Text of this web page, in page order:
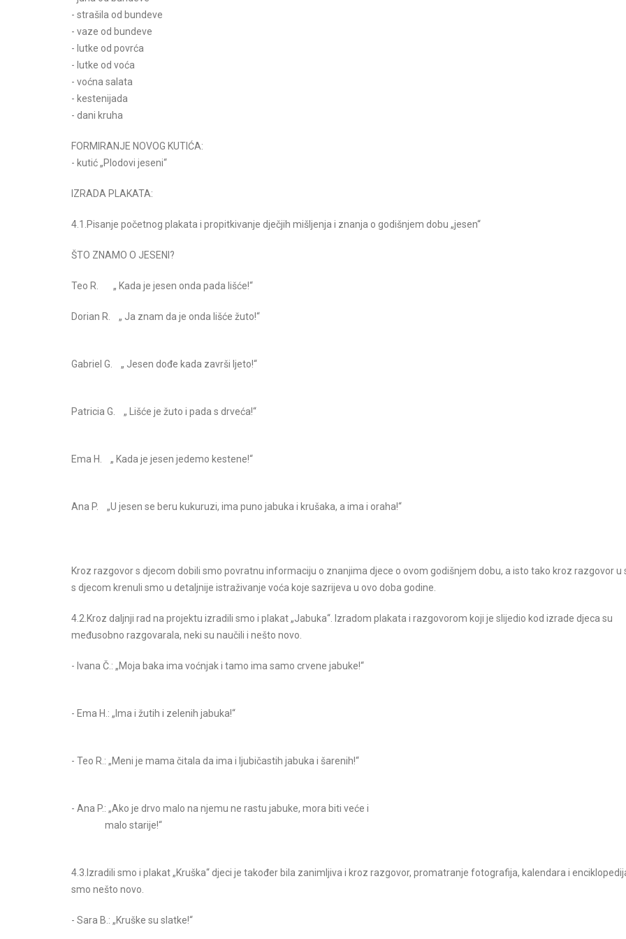
- strašila od bundeve
- vaze od bundeve
- lutke od povrća
- lutke od voća
- voćna salata
- kestenijada
- dani kruha
FORMIRANJE NOVOG KUTIĆA:
- kutić „Plodovi jeseni“
IZRADA PLAKATA:
4.1.Pisanje početnog plakata i propitkivanje dječjih mišljenja i znanja o godišnjem dobu „jesen“
ŠTO ZNAMO O JESENI?
Teo R. „ Kada je jesen onda pada lišće!“
Dorian R. „ Ja znam da je onda lišće žuto!“
Gabriel G. „ Jesen dođe kada završi ljeto!“
Patricia G. „ Lišće je žuto i pada s drveća!“
Ema H. „ Kada je jesen jedemo kestene!“
Ana P. „U jesen se beru kukuruzi, ima puno jabuka i krušaka, a ima i oraha!“
Kroz razgovor s djecom dobili smo povratnu informaciju o znanjima djece o ovom godišnjem dobu, a isto tako kroz razgovor u
s djecom krenuli smo u detaljnije istraživanje voća koje sazrijeva u ovo doba godine.
4.2.Kroz daljnji rad na projektu izradili smo i plakat „Jabuka“. Izradom plakata i razgovorom koji je slijedio kod izrade djeca su
međusobno razgovarala, neki su naučili i nešto novo.
- Ivana Č.: „Moja baka ima voćnjak i tamo ima samo crvene jabuke!“
- Ema H.: „Ima i žutih i zelenih jabuka!“
- Teo R.: „Meni je mama čitala da ima i ljubičastih jabuka i šarenih!“
- Ana P.: „Ako je drvo malo na njemu ne rastu jabuke, mora biti veće i
malo starije!“
4.3.Izradili smo i plakat „Kruška“ djeci je također bila zanimljiva i kroz razgovor, promatranje fotografija, kalendara i
smo nešto novo.
- Sara B.: „Kruške su slatke!“